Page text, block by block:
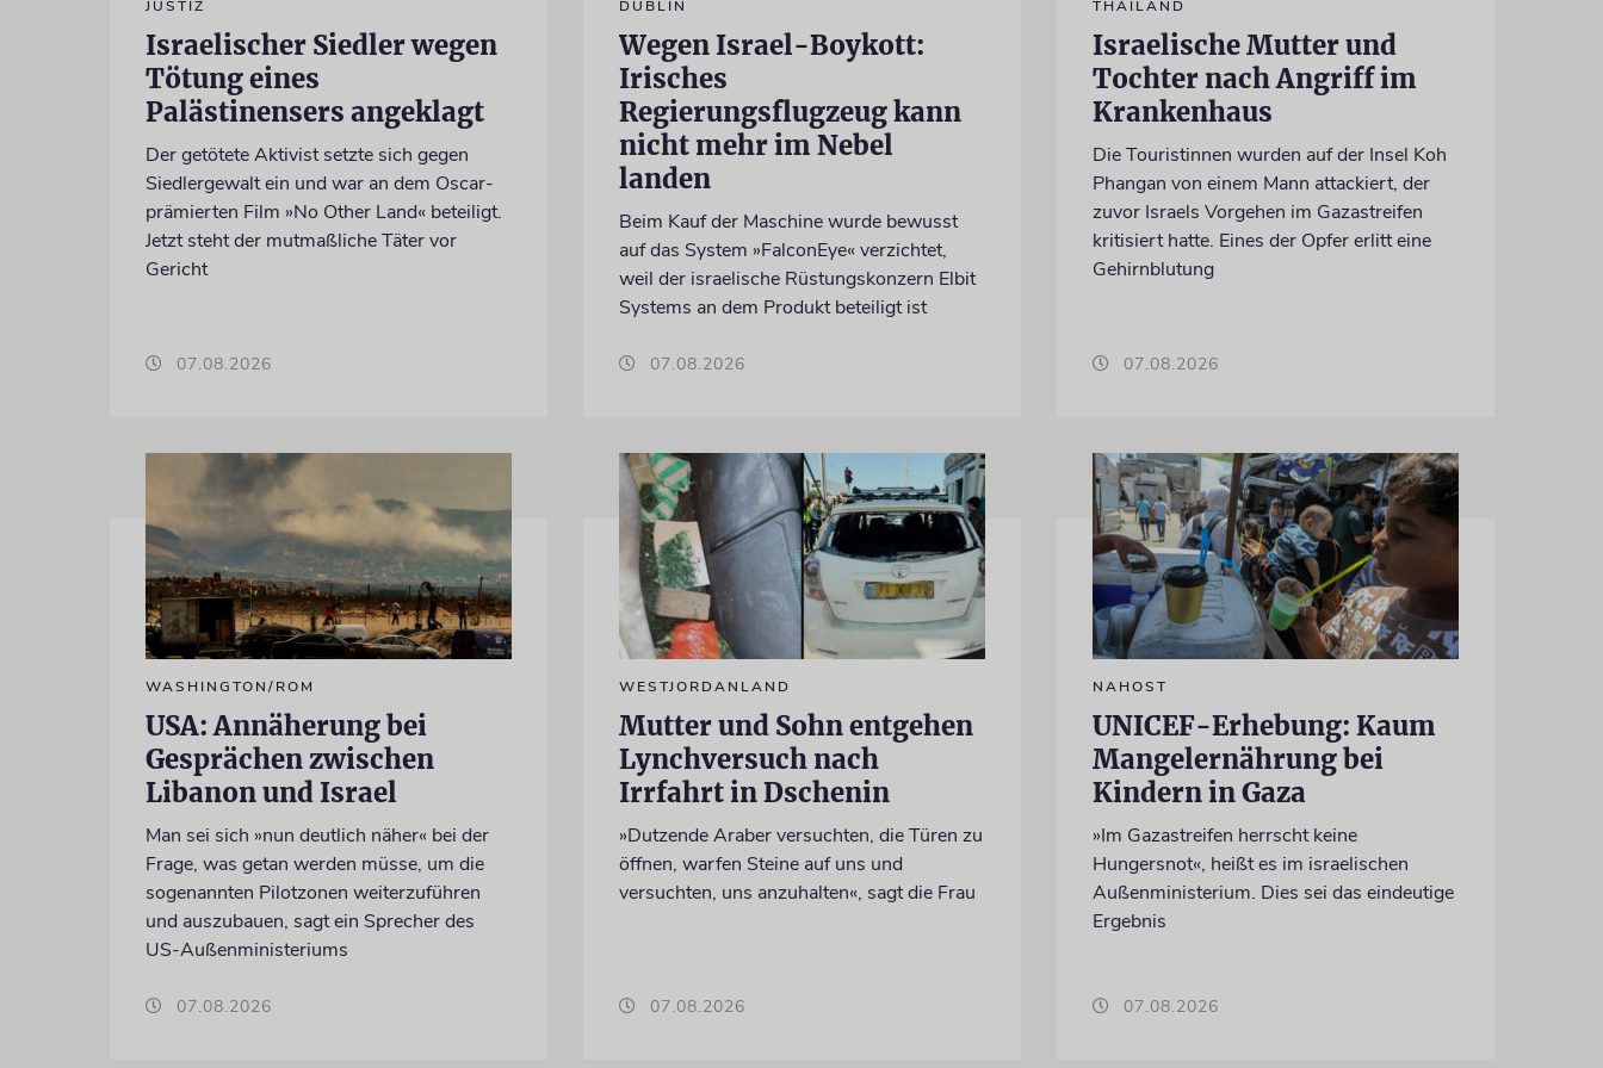
JUSTIZ
Israelischer Siedler wegen
Tötung eines
Palästinensers angeklagt
Der getötete Aktivist setzte sich gegen
Siedlergewalt ein und war an dem Oscar-
prämierten Film »No Other Land« beteiligt.
Jetzt steht der mutmaßliche Täter vor
Gericht
07.08.2026
DUBLIN
Wegen Israel-Boykott:
Irisches
Regierungsflugzeug kann
nicht mehr im Nebel
landen
Beim Kauf der Maschine wurde bewusst
auf das System »FalconEye« verzichtet,
weil der israelische Rüstungskonzern Elbit
Systems an dem Produkt beteiligt ist
07.08.2026
THAILAND
Israelische Mutter und
Tochter nach Angriff im
Krankenhaus
Die Touristinnen wurden auf der Insel Koh
Phangan von einem Mann attackiert, der
zuvor Israels Vorgehen im Gazastreifen
kritisiert hatte. Eines der Opfer erlitt eine
Gehirnblutung
07.08.2026
WASHINGTON/ROM
USA: Annäherung bei
Gesprächen zwischen
Libanon und Israel
Man sei sich »nun deutlich näher« bei der
Frage, was getan werden müsse, um die
sogenannten Pilotzonen weiterzuführen
und auszubauen, sagt ein Sprecher des
US-Außenministeriums
07.08.2026
WESTJORDANLAND
Mutter und Sohn entgehen
Lynchversuch nach
Irrfahrt in Dschenin
»Dutzende Araber versuchten, die Türen zu
öffnen, warfen Steine auf uns und
versuchten, uns anzuhalten«, sagt die Frau
07.08.2026
NAHOST
UNICEF-Erhebung: Kaum
Mangelernährung bei
Kindern in Gaza
»Im Gazastreifen herrscht keine
Hungersnot«, heißt es im israelischen
Außenministerium. Dies sei das eindeutige
Ergebnis
07.08.2026